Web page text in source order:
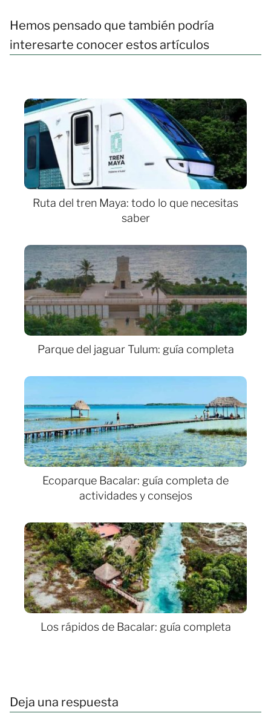
Hemos pensado que también podría
interesarte conocer estos artículos
Ruta del tren Maya: todo lo que necesitas
saber
Parque del jaguar Tulum: guía completa
Ecoparque Bacalar: guía completa de
actividades y consejos
Los rápidos de Bacalar: guía completa
Deja una respuesta